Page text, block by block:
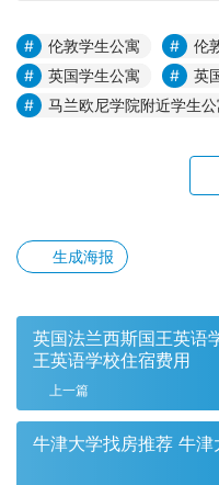
伦敦学生公寓 伦
英国学生公寓
英
马兰欧尼学院附近学生公
生成海报
英国法兰西斯国王英语
王英语学校住宿费用
上一篇
牛津大学找房推荐 牛津